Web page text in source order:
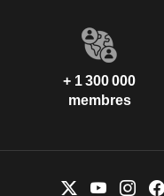
+ 1 300 000
membres